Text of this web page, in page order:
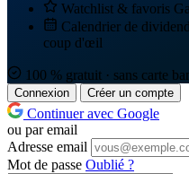
Watchlist & favoris
Calendrier de
coup d'œil
100 % gratuit · sans carte
Connexion Créer un compte
Continuer avec Google
ou par email
Adresse email
Mot de passe Oublié ?